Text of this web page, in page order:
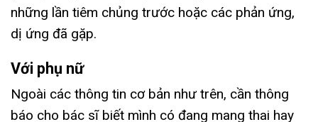
những lần tiêm chủng trước hoặc các phản ứng,
dị ứng đã gặp.
Với phụ nữ
Ngoài các thông tin cơ bản như trên, cần thông
báo cho bác sĩ biết mình có đang mang thai hay